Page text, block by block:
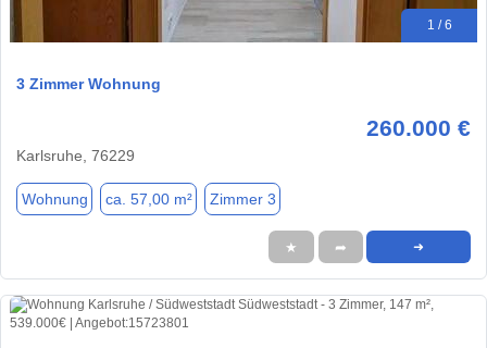
1 / 6
3 Zimmer Wohnung
260.000 €
Karlsruhe, 76229
Wohnung ca. 57,00 m² Zimmer 3
★ ➦ ➜